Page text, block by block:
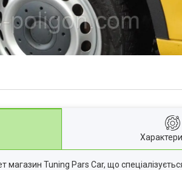
магазин Tuning Pars Car, що